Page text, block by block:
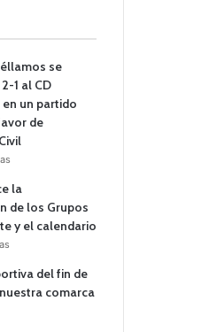
se
1 al CD
un partido
de
la
de los Grupos
y el calendario
del fin de
comarca